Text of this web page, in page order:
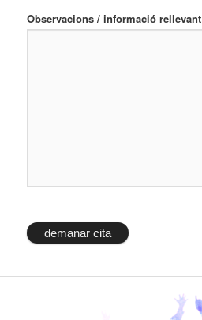
Observacions / informació rellevant
demanar cita